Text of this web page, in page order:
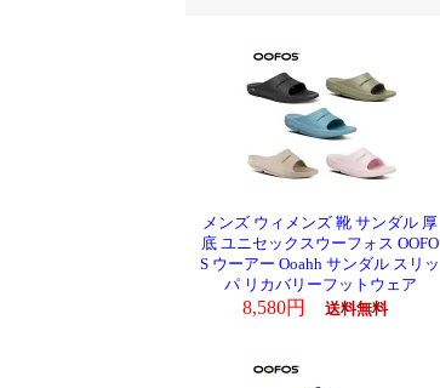
メンズ ウィメンズ 靴 サンダル 厚
底 ユニセックスウーフォス OOFO
S ウーアー Ooahh サンダル スリッ
パ リカバリーフットウェア
8,580円 送料無料